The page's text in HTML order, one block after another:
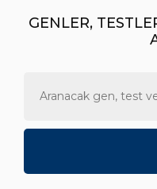
GENLER,